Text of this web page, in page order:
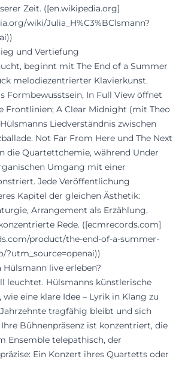
Zeit. ([en.wikipedia.org]
wiki/Julia_H%C3%BClsmann?
und Vertiefung
beginnt mit The End of a Summer
melodiezentrierter Klavierkunst.
Formbewusstsein, In Full View öffnet
Frontlinien; A Clear Midnight (mit Theo
Liedverständnis zwischen
Not Far From Here und The Next
die Quartettchemie, während Under
Umgang mit einer
Jede Veröffentlichung
Kapitel der gleichen Ästhetik:
Arrangement als Erzählung,
Rede. ([ecmrecords.com]
product/the-end-of-a-summer-
?utm_source=openai))
live erleben?
leuchtet. Hülsmanns künstlerische
eine klare Idee – Lyrik in Klang zu
tragfähig bleibt und sich
Bühnenpräsenz ist konzentriert, die
Ensemble telepathisch, der
Ein Konzert ihres Quartetts oder